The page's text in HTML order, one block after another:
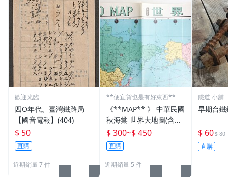
歡迎光臨
四O年代。臺灣鐵路局
【國音電報】(404)
$ 50
直購
近期銷量 7 件
**便宜貨也是有好東西**
《**MAP** 》 中華民國
秋海棠 世界大地圖(含各
國國旗) 文獻珍藏
$ 300~$ 450
直購
近期銷量 5 件
鐵道 小舖
早期台
$ 60$ 80
直購